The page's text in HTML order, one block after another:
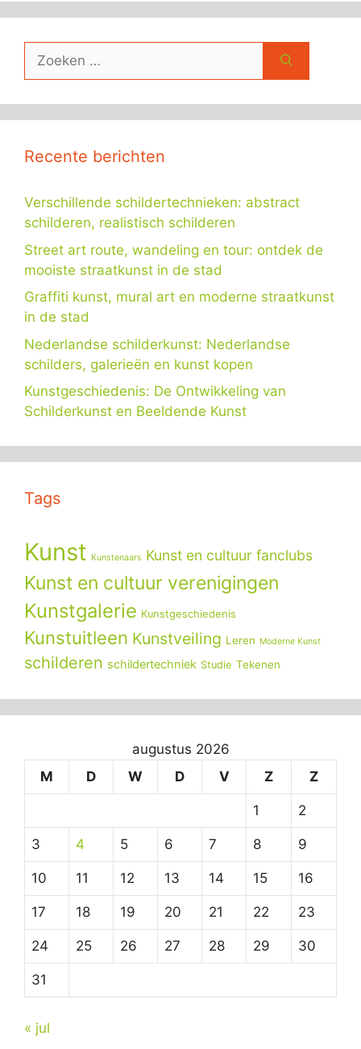
Zoek
Recente berichten
Verschillende schildertechnieken: abstract
schilderen, realistisch schilderen
Street art route, wandeling en tour: ontdek de
mooiste straatkunst in de stad
Graffiti kunst, mural art en moderne straatkunst
in de stad
Nederlandse schilderkunst: Nederlandse
schilders, galerieën en kunst kopen
Kunstgeschiedenis: De Ontwikkeling van
Schilderkunst en Beeldende Kunst
Tags
Kunst Kunstenaars Kunst en cultuur fanclubs
Kunst en cultuur verenigingen
Kunstgalerie Kunstgeschiedenis
Kunstuitleen Kunstveiling Leren Moderne Kunst
schilderen schildertechniek Studie Tekenen
augustus 2026
M
D W D V Z Z
1 2
3 4 5 6 7 8 9
10 11 12 13 14 15 16
17 18 19 20 21 22 23
24 25 26 27 28 29 30
31
« jul